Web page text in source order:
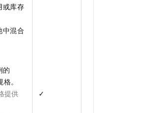
或库存
中混合
的
。
提供
✓